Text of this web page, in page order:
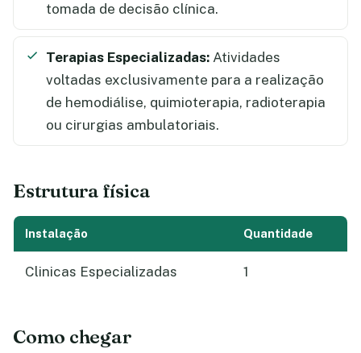
tomada de decisão clínica.
Terapias Especializadas: Atividades
voltadas exclusivamente para a realização
de hemodiálise, quimioterapia, radioterapia
ou cirurgias ambulatoriais.
Estrutura física
Instalação Quantidade
Clinicas Especializadas 1
Como chegar